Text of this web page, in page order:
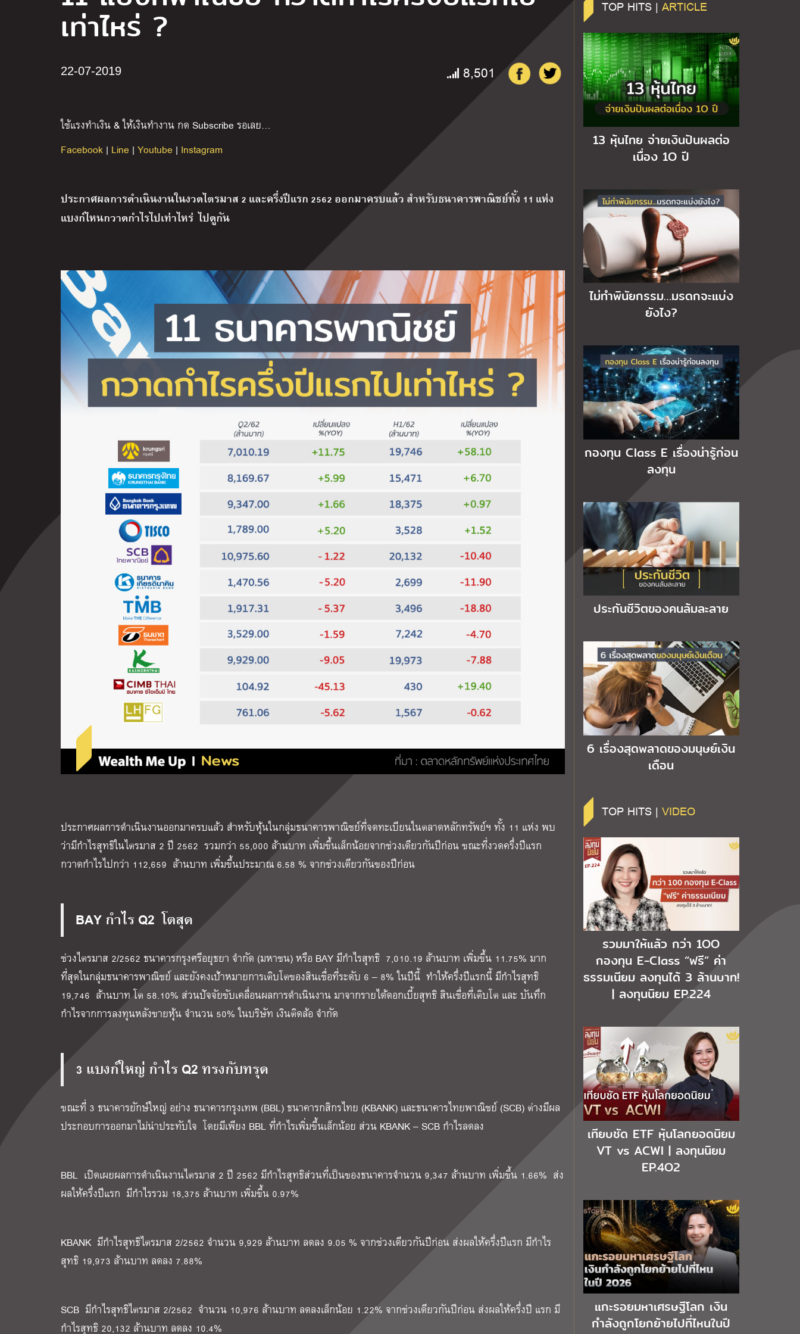
เท่าไหร่ ?
22-07-2019 8,501
ใช้แรงทำเงิน & ให้เงินทำงาน กด Subscribe รอเลย…
Facebook | Line | Youtube | Instagram
ประกาศผลการดำเนินงานในงวดไตรมาส 2 และครึ่งปีแรก 2562 ออกมาครบแล้ว สำหรับธนาคารพาณิชย์ทั้ง 11 แห่ง
แบงก์ไหนกวาดกำไรไปเท่าไหร่ ไปดูกัน
ประกาศผลการดำเนินงานออกมาครบแล้ว สำหรับหุ้นในกลุ่มธนาคารพาณิชย์ที่จดทะเบียนในตลาดหลักทรัพย์ฯ ทั้ง 11 แห่ง พบ
ว่ามีกำไรสุทธิในไตรมาส 2 ปี 2562 รวมกว่า 55,000 ล้านบาท เพิ่มขึ้นเล็กน้อยจากช่วงเดียวกันปีก่อน ขณะที่งวดครึ่งปีแรก
กวาดกำไรไปกว่า 112,659 ล้านบาท เพิ่มขึ้นประมาณ 6.58 % จากช่วงเดียวกันของปีก่อน
BAY กำไร Q2 โตสุด
ช่วงไตรมาส 2/2562 ธนาคารกรุงศรีอยุธยา จำกัด (มหาชน) หรือ BAY มีกำไรสุทธิ 7,010.19 ล้านบาท เพิ่มขึ้น 11.75% มาก
ที่สุดในกลุ่มธนาคารพาณิชย์ และยังคงเป้าหมายการเติบโตของสินเชื่อที่ระดับ 6 – 8% ในปีนี้ ทำให้ครึ่งปีแรกนี้ มีกำไรสุทธิ
19,746 ล้านบาท โต 58.10% ส่วนปัจจัยขับเคลื่อนผลการดำเนินงาน มาจากรายได้ดอกเบี้ยสุทธิ สินเชื่อที่เติบโต และ บันทึก
กำไรจากการลงทุนหลังขายหุ้น จำนวน 50% ในบริษัท เงินติดล้อ จำกัด
3 แบงก์ใหญ่ กำไรQ2 ทรงกับทรุด
ขณะที่ 3 ธนาคารยักษ์ใหญ่ อย่าง ธนาคารกรุงเทพ (BBL) ธนาคารกสิกรไทย (KBANK) และธนาคารไทยพาณิชย์ (SCB) ต่างมีผล
ประกอบการออกมาไม่น่าประทับใจ โดยมีเพียง BBL ที่กำไรเพิ่มขึ้นเล็กน้อย ส่วน KBANK – SCB กำไรลดลง
BBL เปิดเผยผลการดำเนินงานไตรมาส 2 ปี 2562 มีกำไรสุทธิส่วนที่เป็นของธนาคารจำนวน 9,347 ล้านบาท เพิ่มขึ้น 1.66% ส่ง
ผลให้ครึ่งปีแรก มีกำไรรวม 18,375 ล้านบาท เพิ่มขึ้น 0.97%
KBANK มีกำไรสุทธิไตรมาส 2/2562 จำนวน 9,929 ล้านบาท ลดลง 9.05 % จากช่วงเดียวกันปีก่อน ส่งผลให้ครึ่งปีแรก มีกำไร
สุทธิ 19,973 ล้านบาท ลดลง 7.88%
SCB มีกำไรสุทธิไตรมาส 2/2562 จำนวน 10,976 ล้านบาท ลดลงเล็กน้อย 1.22% จากช่วงเดียวกันปีก่อน ส่งผลให้ครึ่งปี แรก มี
กำไรสุทธิ 20,132 ล้านบาท ลดลง 10.4%
TOP HITS | ARTICLE
13 หุ้นไทย จ่ายเงินปันผลต่อ
เนื่อง 1O ปี
ไม่ทำพินัยกรรม…มรดกจะแบ่ง
ยังไง?
กองทุน Class E เรื่องน่ารู้ก่อน
ลงทุน
ประกันชีวิตของคนล้มละลาย
6 เรื่องสุดพลาดของมนุษย์เงิน
เดือน
TOP HITS | VIDEO
รวมมาให้แล้ว กว่า 1OO
กองทุน E-Class “ฟรี” ค่า
ธรรมเนียม ลงทุนได้ 3 ล้านบาท!
| ลงทุนนิยม EP.224
เทียบชัด ETF หุ้นโลกยอดนิยม
VT vs ACWI | ลงทุนนิยม
EP.4O2
แกะรอยมหาเศรษฐีโลก เงิน
กำลังถูกโยกย้ายไปที่ไหนในปี